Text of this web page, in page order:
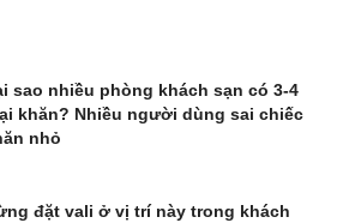
sao nhiều phòng khách sạn có 3-4
khăn? Nhiều người dùng sai chiếc
nhỏ
đặt vali ở vị trí này trong khách